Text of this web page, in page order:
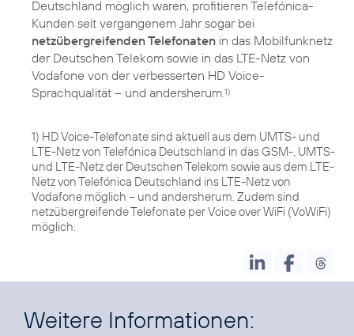
Deutschland möglich waren, profitieren Telefónica-
Kunden seit vergangenem Jahr sogar bei
netzübergreifenden Telefonaten in das Mobilfunknetz
der Deutschen Telekom sowie in das LTE-Netz von
Vodafone von der verbesserten HD Voice-
Sprachqualität – und andersherum.1)
1) HD Voice-Telefonate sind aktuell aus dem UMTS- und
LTE-Netz von Telefónica Deutschland in das GSM-, UMTS-
und LTE-Netz der Deutschen Telekom sowie aus dem LTE-
Netz von Telefónica Deutschland ins LTE-Netz von
Vodafone möglich – und andersherum. Zudem sind
netzübergreifende Telefonate per Voice over WiFi (VoWiFi)
möglich.
Weitere Informationen: